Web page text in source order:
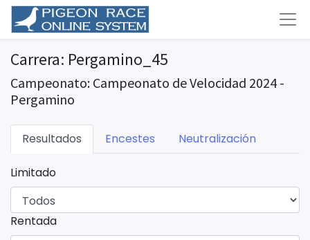
Carrera: Pergamino_45
Campeonato: Campeonato de Velocidad 2024 -
Pergamino
Resultados Encestes Neutralización
Limitado
Rentada